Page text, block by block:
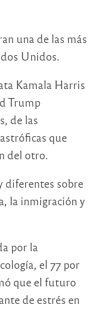
una de las más
Unidos.
Kamala Harris
Trump
de las
que
del otro.
diferentes sobre
la inmigración y
por la
el 77 por
que el futuro
de estrés en